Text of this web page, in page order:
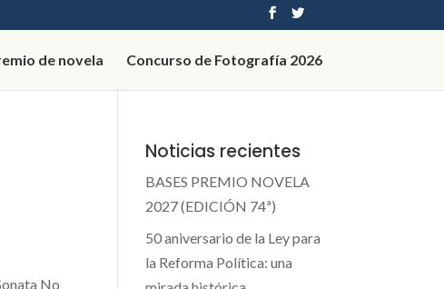
de novela Concurso de Fotografía 2026
No
Noticias recientes
BASES PREMIO NOVELA
2027 (EDICIÓN 74ª)
50 aniversario de la Ley para
la Reforma Política: una